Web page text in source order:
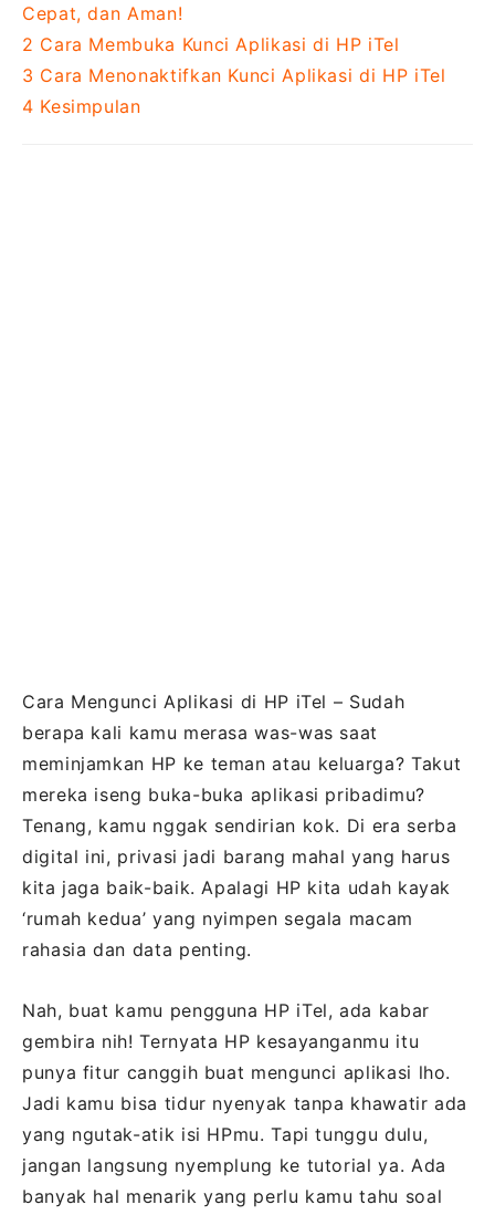
Cara Mengunci Aplikasi di HP iTel – Sudah
berapa kali kamu merasa was-was saat
meminjamkan HP ke teman atau keluarga? Takut
mereka iseng buka-buka aplikasi pribadimu?
Tenang, kamu nggak sendirian kok. Di era serba
digital ini, privasi jadi barang mahal yang harus
kita jaga baik-baik. Apalagi HP kita udah kayak
‘rumah kedua’ yang nyimpen segala macam
rahasia dan data penting.
Nah, buat kamu pengguna HP iTel, ada kabar
gembira nih! Ternyata HP kesayanganmu itu
punya fitur canggih buat mengunci aplikasi lho.
Jadi kamu bisa tidur nyenyak tanpa khawatir ada
yang ngutak-atik isi HPmu. Tapi tunggu dulu,
jangan langsung nyemplung ke tutorial ya. Ada
banyak hal menarik yang perlu kamu tahu soal
Cepat, dan Aman!
2 Cara Membuka Kunci Aplikasi di HP iTel
3 Cara Menonaktifkan Kunci Aplikasi di HP iTel
4 Kesimpulan